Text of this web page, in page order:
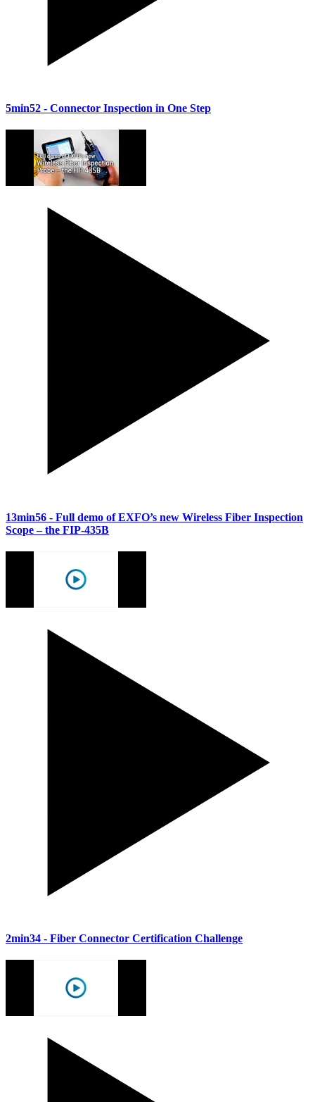
5min52 - Connector Inspection in One Step
13min56 - Full demo of EXFO’s new Wireless Fiber Inspection
Scope – the FIP-435B
2min34 - Fiber Connector Certification Challenge